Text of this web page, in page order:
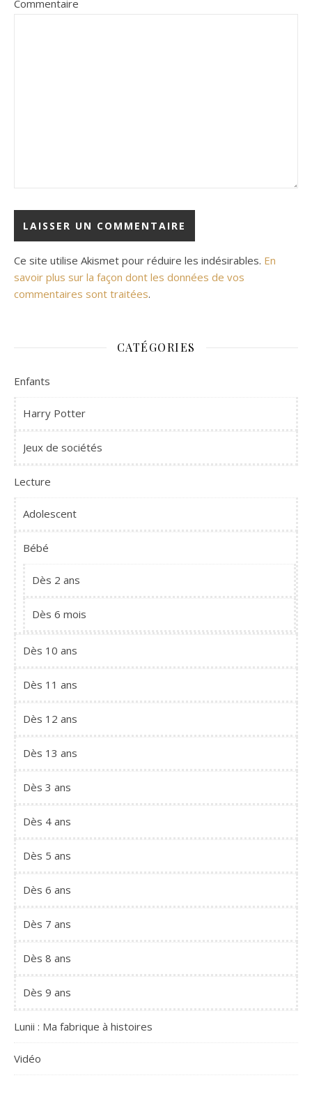
Commentaire
Ce site utilise Akismet pour réduire les indésirables. En
savoir plus sur la façon dont les données de vos
commentaires sont traitées.
CATÉGORIES
Enfants
Harry Potter
Jeux de sociétés
Lecture
Adolescent
Bébé
Dès 2 ans
Dès 6 mois
Dès 10 ans
Dès 11 ans
Dès 12 ans
Dès 13 ans
Dès 3 ans
Dès 4 ans
Dès 5 ans
Dès 6 ans
Dès 7 ans
Dès 8 ans
Dès 9 ans
Lunii : Ma fabrique à histoires
Vidéo